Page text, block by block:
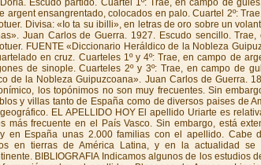
Escudo partido. Cuartel 1º: Trae, en campo de
argent ensangrentado, colocados en palo. Cuartel 2º:
Divisa: «Io ta su ibilli», en letras de oro sobre un
Juan Carlos de Guerra. 1927. Escudo sencillo.
FUENTE «Diccionario Heráldico de la Nobleza
en cruz. Cuarteles 1º y 4º: Trae, en campo de
de sinople. Cuarteles 2º y 3º: Trae, en campo de
de la Nobleza Guipuzcoana». Juan Carlos de Guerra.
los topónimos no son muy frecuentes. Sin
y villas tanto de España como de diversos paises de
EL APELLIDO HOY El apellido Uriarte es
más frecuente en el País Vasco. Sin embargo, está
en España unas 2.000 familias con el apellido. Cabe
en tierras de América Latina, y en la actualidad se
BIBLIOGRAFIA Indicamos algunos de los estudios